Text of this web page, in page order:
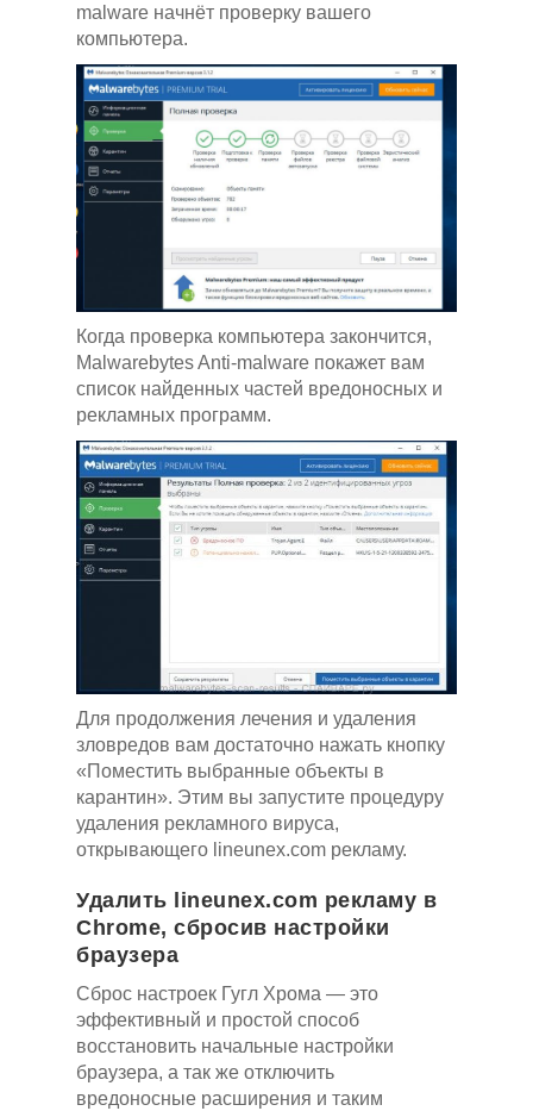
malware начнёт проверку вашего
компьютера.
Когда проверка компьютера закончится,
Malwarebytes Anti-malware покажет вам
список найденных частей вредоносных и
рекламных программ.
Для продолжения лечения и удаления
зловредов вам достаточно нажать кнопку
«Поместить выбранные объекты в
карантин». Этим вы запустите процедуру
удаления рекламного вируса,
открывающего lineunex.com рекламу.
Удалить lineunex.com рекламу в
Chrome, сбросив настройки
браузера
Сброс настроек Гугл Хрома — это
эффективный и простой способ
восстановить начальные настройки
браузера, а так же отключить
вредоносные расширения и таким